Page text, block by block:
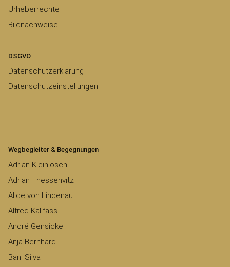
Urheberrechte
Bildnachweise
DSGVO
Datenschutzerklärung
Datenschutzeinstellungen
Wegbegleiter & Begegnungen
Adrian Kleinlosen
Adrian Thessenvitz
Alice von Lindenau
Alfred Kallfass
André Gensicke
Anja Bernhard
Bani Silva